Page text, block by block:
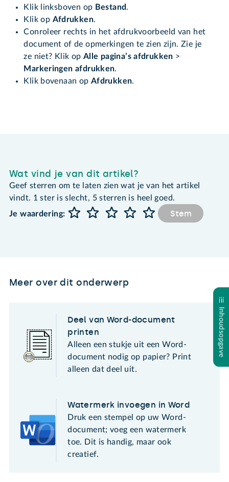
Klik linksboven op Bestand.
Klik op Afdrukken.
Conroleer rechts in het afdrukvoorbeeld van het
document of de opmerkingen te zien zijn. Zie je
ze niet? Klik op Alle pagina’s afdrukken >
Markeringen afdrukken.
Klik bovenaan op Afdrukken.
Inhoudsopgave
Wat vind je van dit artikel?
Geef sterren om te laten zien wat je van het artikel
vindt. 1 ster is slecht, 5 sterren is heel goed.
Je waardering:
Stem
Meer over dit onderwerp
Deel van Word-document
printen
Alleen een stukje uit een Word-
document nodig op papier? Print
alleen dat deel uit.
Watermerk invoegen in Word
Druk een stempel op uw Word-
document; voeg een watermerk
toe. Dit is handig, maar ook
creatief.